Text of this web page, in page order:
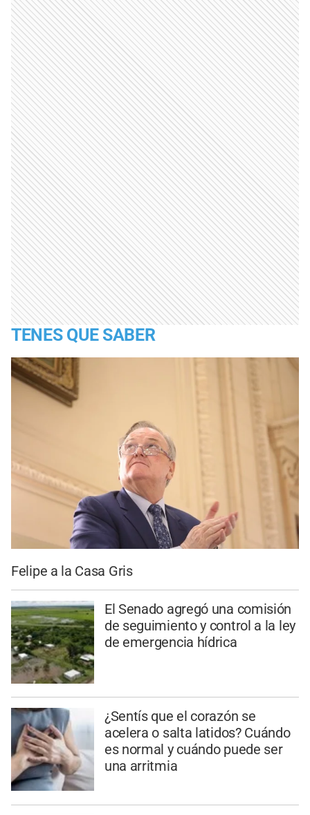
TENES QUE SABER
Felipe a la Casa Gris
El Senado agregó una comisión
de seguimiento y control a la ley
de emergencia hídrica
¿Sentís que el corazón se
acelera o salta latidos? Cuándo
es normal y cuándo puede ser
una arritmia